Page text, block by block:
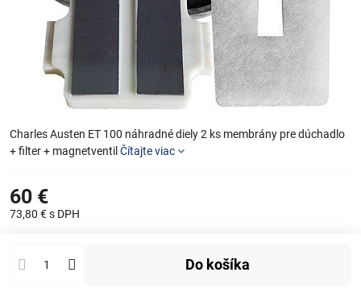
Charles Austen ET 100 náhradné diely 2 ks membrány pre dúchadlo
+ filter + magnetventil Čítajte viac
60 €
73,80 €s DPH
Do košíka